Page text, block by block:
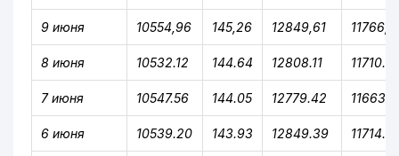
9 июня 10554,96 145,26 12849,61
8 июня 10532.12 144.64 12808.11 11710.16
7 июня 10547.56 144.05 12779.42
6 июня 10539.20 143.93 12849.39 11714.13